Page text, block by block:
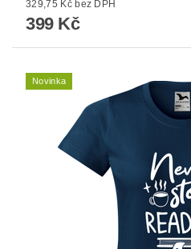
329,75 Kč bez DPH
399 Kč
Novinka